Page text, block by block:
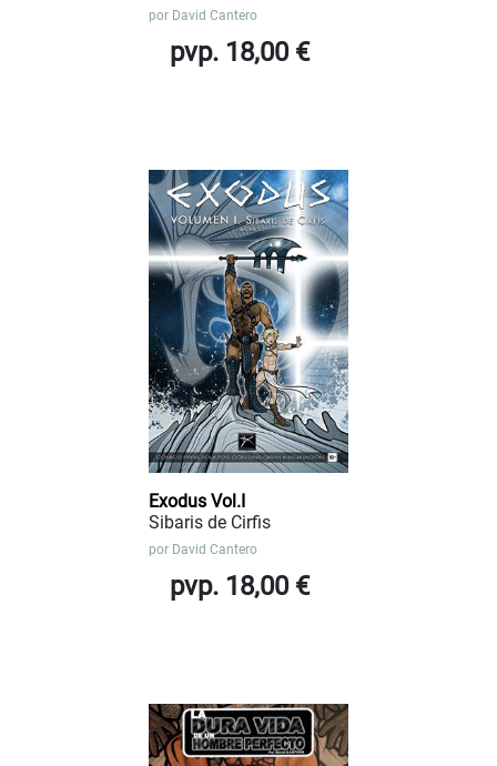
por David Cantero
pvp. 18,00 €
Exodus Vol.I
Sibaris de Cirfis
por David Cantero
pvp. 18,00 €